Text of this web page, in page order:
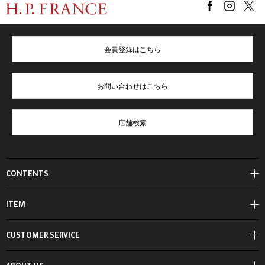
CONTENTS
ITEM
会員登録はこちら
お問い合わせはこちら
店舗検索
CUSTOMER SERVICE